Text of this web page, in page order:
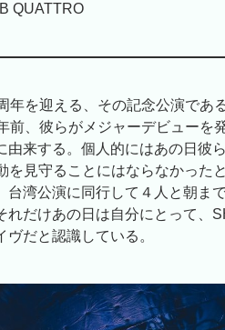
QUATTRO
年を迎える、その記念公演であ
前、彼らがメジャーデビューを
由来する。個人的にはあの日彼
を見守ることにはならなかった
台湾公演に同行して４人と朝ま
れだけあの日は自分にとって、
だと認識している。